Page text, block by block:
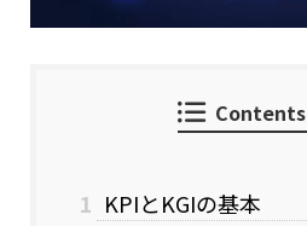
Contents
1 KPIとKGIの基本